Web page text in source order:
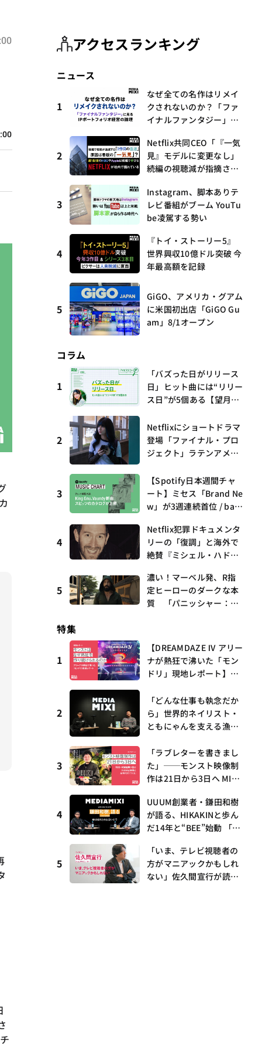
アクセスランキング
ニュース
1
なぜ全ての名作はリメイ
クされないのか？「ファ
イナルファンタジー」に
営の論理
2
Netflix共同CEO「『一気
見』モデルに変更なし」
続編の視聴減が指摘され
3
Instagram、脚本ありテ
レビ番組がブーム YouTu
be凌駕する勢い
4
『トイ・ストーリー5』
世界興収10億ドル突破 今
年最高額を記録
5
GiGO、アメリカ・グアム
に米国初出店「GiGO Gu
am」8/1オープン
コラム
1
「バズった日がリリース
日」ヒット曲には“リリー
ス日”が5個ある【望月優
3】
2
Netflixにショートドラマ
登場「ファイナル・プロ
ジェクト」ラテンアメリ
第17回 観たいものが多
すぎる～稲垣貴俊の配信
時評
3
【Spotify日本週間チャ
ート】ミセス「Brand Ne
w」が3週連続首位 / bac
曲、King Gnu新曲「GO
GHOST」が初登場〜集計
期間：2026年7/24〜7/30
4
Netflix犯罪ドキュメンタ
リーの「復調」と海外で
絶賛『ミシェル・ハドリ
第16回 観たいものが多
すぎる～稲垣貴俊の配信
時評
5
濃い！マーベル発、R指
定ヒーローのダークな本
質 「パニッシャー：ワ
多すぎる～稲垣貴俊の配
信時評
特集
1
【DREAMDAZE Ⅳ アリー
ナが熱狂で沸いた「モン
ドリ」現地レポート】モ
続けられるのか？コラボ
初の“真獣神化”やDJ KO
O、てつや、兎田ぺこ
も集結
2
「どんな仕事も執念だか
ら」世界的ネイリスト・
ともにゃんを支える漁師
I with interfm #5
3
「ラブレターを書きまし
た」──モンスト映像制
作は21日から3日へ MIX
ay提携とAI時代の“つく
る”
4
UUUM創業者・鎌田和樹
が語る、HIKAKINと歩ん
だ14年と“BEE”始動 「O
——MEDIAMIXI with inte
rfm #3
5
「いま、テレビ視聴者の
方がマニアックかもしれ
ない」佐久間宣行が読み